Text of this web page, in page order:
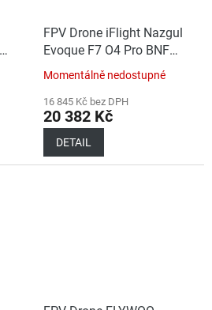
FPV Drone iFlight Nazgul
Evoque F7 O4 Pro BNF
GPS Waterproof
Momentálně nedostupné
16 845 Kč bez DPH
20 382 Kč
DETAIL